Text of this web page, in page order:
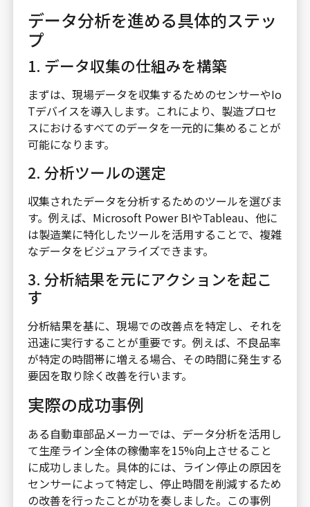
データ分析を進める具体的ステッ
プ
1. データ収集の仕組みを構築
まずは、現場データを収集するためのセンサーやIo
Tデバイスを導入します。これにより、製造プロセ
スにおけるすべてのデータを一元的に集めることが
可能になります。
2. 分析ツールの選定
収集されたデータを分析するためのツールを選びま
す。例えば、Microsoft Power BIやTableau、他に
は製造業に特化したツールを活用することで、複雑
なデータをビジュアライズできます。
3. 分析結果を元にアクションを起こ
す
分析結果を基に、現場での改善点を特定し、それを
迅速に実行することが重要です。例えば、不良品率
が特定の時間帯に増える場合、その時間に発生する
要因を取り除く改善を行います。
実際の成功事例
ある自動車部品メーカーでは、データ分析を活用し
て生産ライン全体の稼働率を15%向上させること
に成功しました。具体的には、ライン停止の原因を
センサーによって特定し、停止時間を削減するため
の改善を行ったことが功を奏しました。この事例